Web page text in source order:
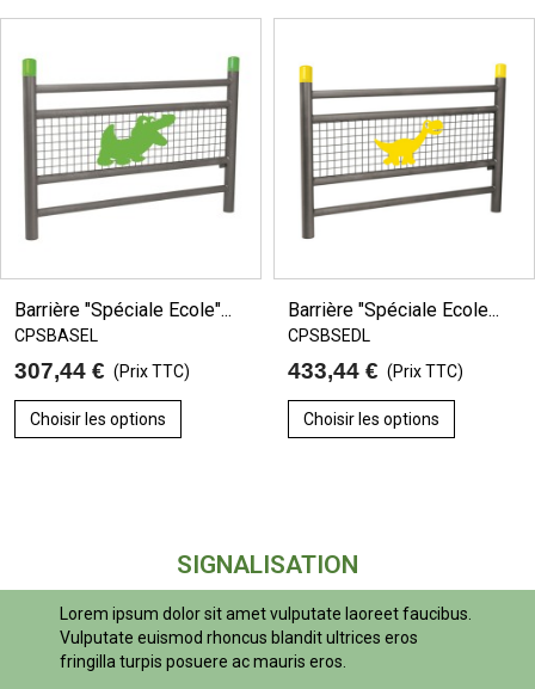
Barrière "Spéciale Ecole"...
CPSBASEL
307,44 € (Prix TTC)
Choisir les options
Barrière "Spéciale Ecole...
CPSBSEDL
433,44 € (Prix TTC)
Choisir les options
SIGNALISATION
Lorem ipsum dolor sit amet vulputate laoreet faucibus.
Vulputate euismod rhoncus blandit ultrices eros
fringilla turpis posuere ac mauris eros.